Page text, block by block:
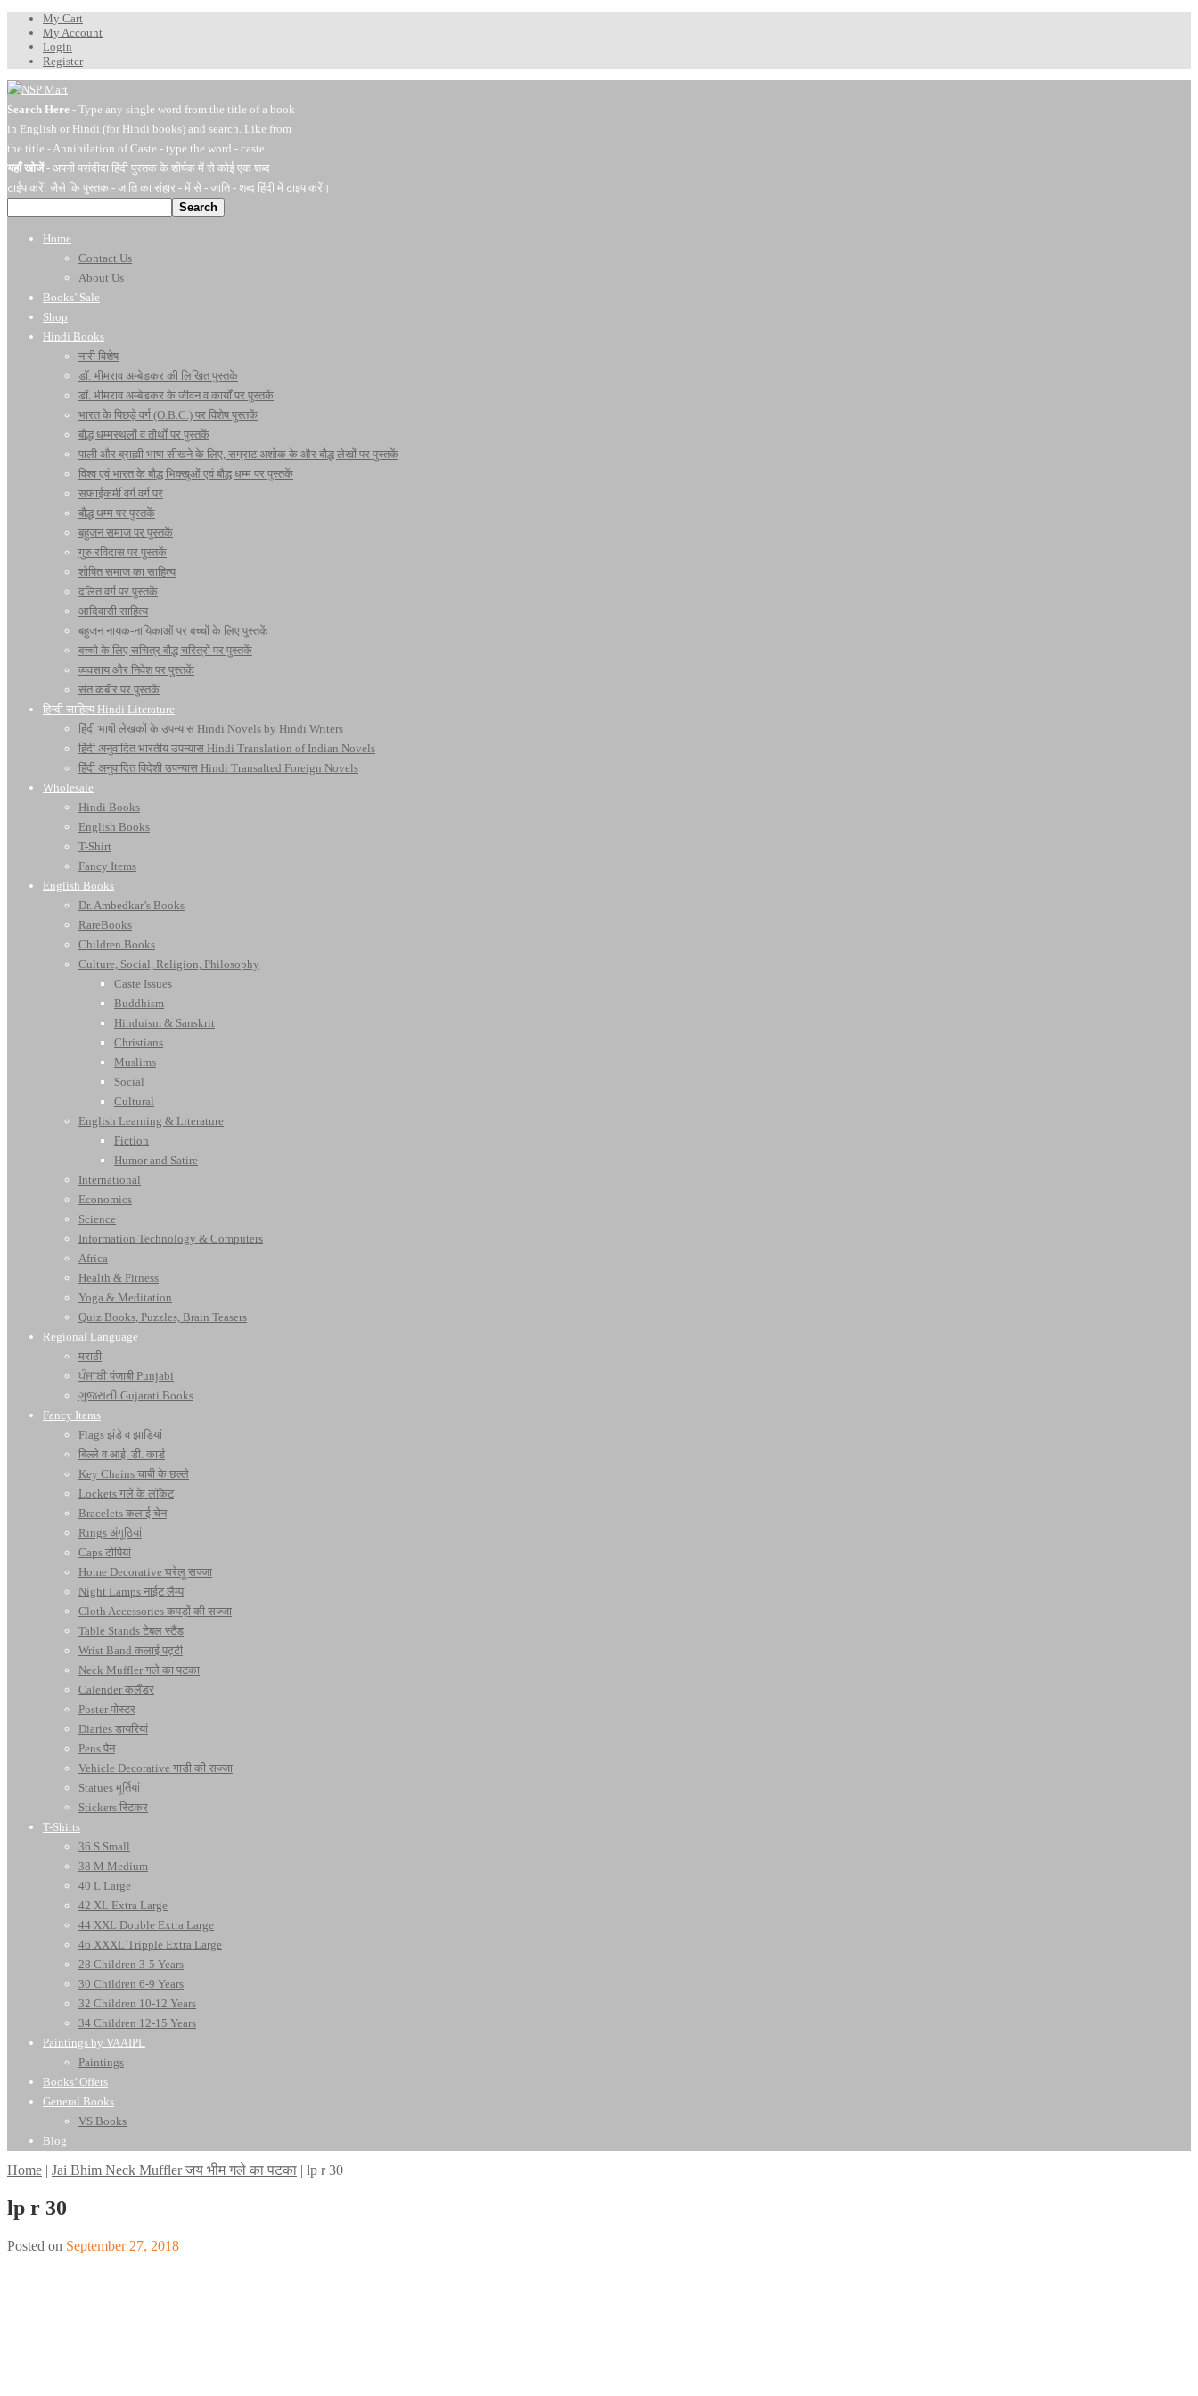
My Cart
My Account
Login
Register
Search Here - Type any single word from the title of a book
in English or Hindi (for Hindi books) and search. Like from
the title - Annihilation of Caste - type the word - caste.
यहाँ खोजें- अपनी पसंदीदा हिंदी पुस्तक के शीर्षक में से कोई एक शब्द
टाईप करें: जैसे कि पुस्तक - जाति का संहार - में से - जाति - शब्द हिंदी में टाइप करें।
Search
Home
Contact Us
About Us
Books’ Sale
Shop
Hindi Books
नारी विशेष
डॉ. भीमराव अम्बेडकर की लिखित पुस्तकें
डॉ. भीमराव अम्बेडकर के जीवन व कार्यों पर पुस्तकें
भारत के पिछड़े वर्ग (O.B.C.) पर विशेष पुस्तकें
बौद्ध धम्मस्थलों व तीर्थों पर पुस्तकें
पाली और ब्राह्मी भाषा सीखने के लिए, सम्राट अशोक के और बौद्ध लेखों पर पुस्तकें
विश्व एवं भारत के बौद्ध भिक्खुओं एवं बौद्ध धम्म पर पुस्तकें
सफाईकर्मी वर्ग वर्ग पर
बौद्ध धम्म पर पुस्तकें
बहुजन समाज पर पुस्तकें
गुरु रविदास पर पुस्तकें
शोषित समाज का साहित्य
दलित वर्ग पर पुस्तकें
आदिवासी साहित्य
बहुजन नायक-नायिकाओं पर बच्चों के लिए पुस्तकें
बच्चो के लिए सचित्र बौद्ध चरित्रों पर पुस्तकें
व्यवसाय और निवेश पर पुस्तकें
संत कबीर पर पुस्तकें
हिन्दी साहित्य Hindi Literature
हिंदी भाषी लेखकों के उपन्यास Hindi Novels by Hindi Writers
हिंदी अनुवादित भारतीय उपन्यास Hindi Translation of Indian Novels
हिंदी अनुवादित विदेशी उपन्यास Hindi Transalted Foreign Novels
Wholesale
Hindi Books
English Books
T-Shirt
Fancy Items
English Books
Dr. Ambedkar’s Books
RareBooks
Children Books
Culture, Social, Religion, Philosophy
Caste Issues
Buddhism
Hinduism & Sanskrit
Christians
Muslims
Social
Cultural
English Learning & Literature
Fiction
Humor and Satire
International
Economics
Science
Information Technology & Computers
Africa
Health & Fitness
Yoga & Meditation
Quiz Books, Puzzles, Brain Teasers
Regional Language
मराठी
ਪੰਜਾਬੀ पंजाबी Punjabi
ગુજરાતી Gujarati Books
Fancy Items
Flags झंडे व झाड़ियां
बिल्ले व आई. डी. कार्ड
Key Chains चाबी के छल्ले
Lockets गले के लॉकेट
Bracelets कलाई चेन
Rings अंगूठियां
Caps टोपियां
Home Decorative घरेलू सज्जा
Night Lamps नाईट लैम्प
Cloth Accessories कपड़ों की सज्जा
Table Stands टेबल स्टैंड
Wrist Band कलाई पट्टी
Neck Muffler गले का पटका
Calender कलैंडर
Poster पोस्टर
Diaries डायरियां
Pens पैन
Vehicle Decorative गाडी की सज्जा
Statues मूर्तियां
Stickers स्टिकर
T-Shirts
36 S Small
38 M Medium
40 L Large
42 XL Extra Large
44 XXL Double Extra Large
46 XXXL Tripple Extra Large
28 Children 3-5 Years
30 Children 6-9 Years
32 Children 10-12 Years
34 Children 12-15 Years
Paintings by VAAIPL
Paintings
Books’ Offers
General Books
VS Books
Blog
Home | Jai Bhim Neck Muffler जय भीम गले का पटका | lp r 30
lp r 30
Posted on September 27, 2018